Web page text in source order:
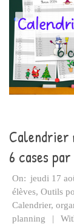
6 cases
2023-
08-
17
On: jeudi 17
élèves, Outils
Calendrier,
planning